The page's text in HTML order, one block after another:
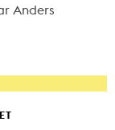
Anders